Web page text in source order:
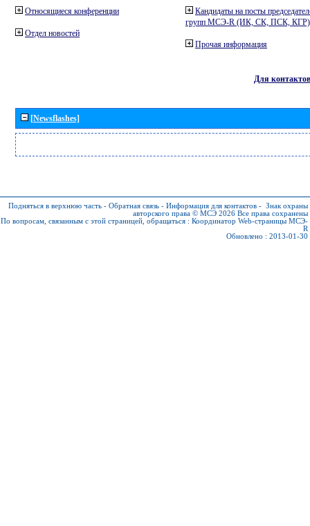
Относящиеся конференции
Отдел новостей
Кандидаты на посты
групп МСЭ-R (ИК, СК, ПСК, КГР)
Прочая информация
Для контактов
[Newsflashes]
Подняться в верхнюю часть - Обратная связь - Информация для контактов - Знак охраны
авторского права © МСЭ 2026 Все права сохранены
По вопросам, связанным с этой страницей, обращаться : Координатор Web-страницы МСЭ-
R
Обновлено : 2013-01-30